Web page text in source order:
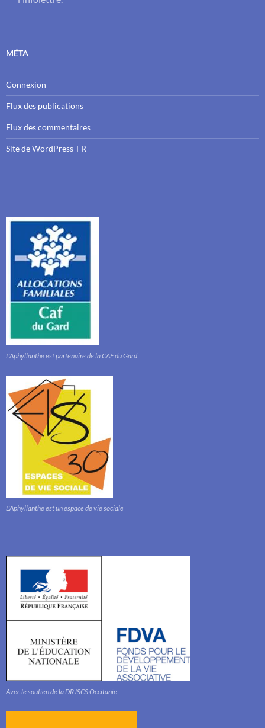
MÉTA
Connexion
Flux des publications
Flux des commentaires
Site de WordPress-FR
L'Aphyllanthe est partenaire de la CAF du Gard
L'Aphyllanthe est un espace de vie sociale
Avec le soutien de la DRJSCS Occitanie